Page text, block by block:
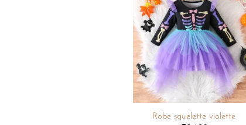
Ajouter
à la
liste de
souhaits
+
Robe squelette violette